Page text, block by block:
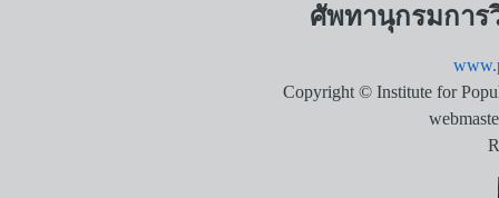
ศัพทานุกรมการ
Copyright © Institute for